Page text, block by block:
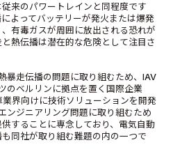
来のパワートレインと同程度です
よってバッテリーが発火または爆発
有毒ガスが周囲に放出される恐れが
熱伝播は潜在的な危険として注目さ
走伝播の問題に取り組むため、IAV
のベルリンに拠点を置く国際企業
界向けに技術ソリューションを開発
ンジニアリング問題に取り組むため
することに専念しており、電気自動
同社が取り組む難題の内の一つで